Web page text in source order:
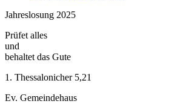
Jahreslosung 2025
Prüfet alles
und
behaltet das Gute
1. Thessalonicher 5,21
Ev. Gemeindehaus